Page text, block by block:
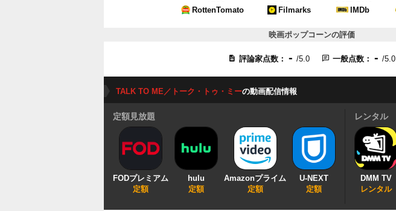
RottenTomato Filmarks IMDb
映画ポップコーンの評価
評論家点数： -/5.0 一般点数： -/5.0
TALK TO ME／トーク・トゥ・ミーの動画配信情報
定額見放題
FODプレミアム
定額
hulu
定額
Amazonプライム
定額
U-NEXT
定額
レンタル
DMM TV
レンタル